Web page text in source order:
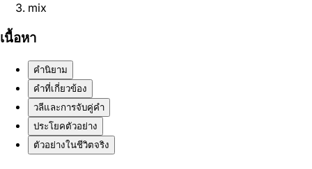
mix
เนื้อหา
คำนิยาม
คำที่เกี่ยวข้อง
วลีและการจับคู่คำ
ประโยคตัวอย่าง
ตัวอย่างในชีวิตจริง